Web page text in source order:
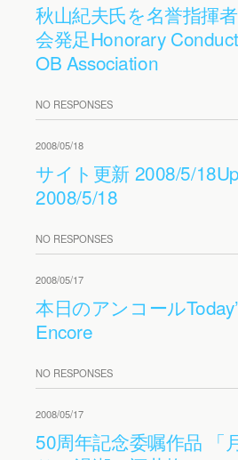
秋山紀夫氏を名誉指揮
会発足Honorary
OB Association
NO RESPONSES
2008/05/18
サイト更新 2008/5/18
2008/5/18
NO RESPONSES
2008/05/17
本日のアンコール
Encore
NO RESPONSES
2008/05/17
50周年記念委嘱作品 「